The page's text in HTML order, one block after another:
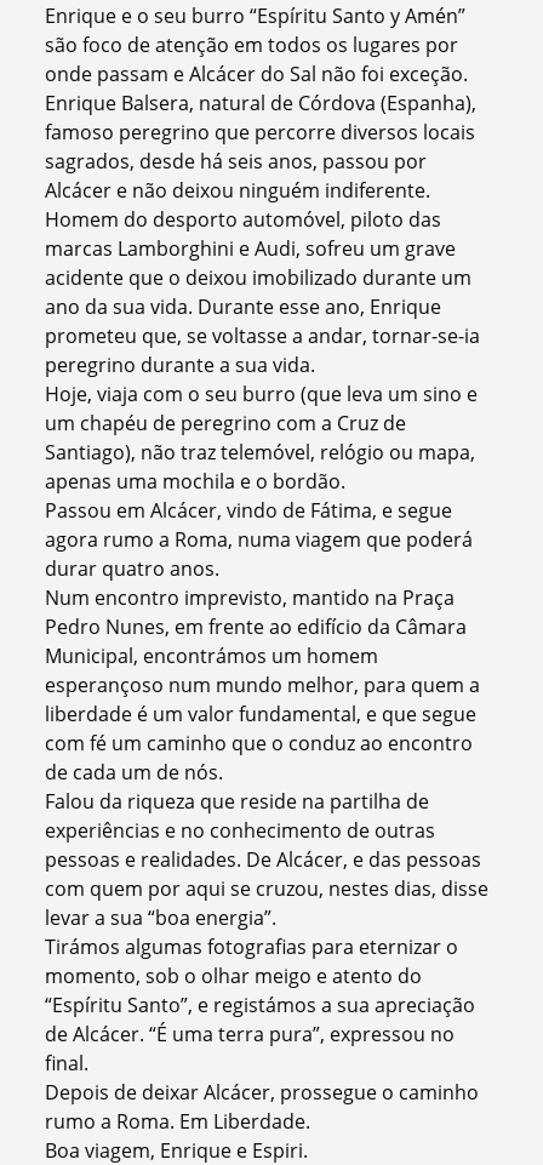
Enrique e o seu burro “Espíritu Santo y Amén”
são foco de atenção em todos os lugares por
onde passam e Alcácer do Sal não foi exceção.
Enrique Balsera, natural de Córdova (Espanha),
famoso peregrino que percorre diversos locais
sagrados, desde há seis anos, passou por
Alcácer e não deixou ninguém indiferente.
Homem do desporto automóvel, piloto das
marcas Lamborghini e Audi, sofreu um grave
acidente que o deixou imobilizado durante um
ano da sua vida. Durante esse ano, Enrique
prometeu que, se voltasse a andar, tornar-se-ia
peregrino durante a sua vida.
Hoje, viaja com o seu burro (que leva um sino e
um chapéu de peregrino com a Cruz de
Santiago), não traz telemóvel, relógio ou mapa,
apenas uma mochila e o bordão.
Passou em Alcácer, vindo de Fátima, e segue
agora rumo a Roma, numa viagem que poderá
durar quatro anos.
Num encontro imprevisto, mantido na Praça
Pedro Nunes, em frente ao edifício da Câmara
Municipal, encontrámos um homem
esperançoso num mundo melhor, para quem a
liberdade é um valor fundamental, e que segue
com fé um caminho que o conduz ao encontro
de cada um de nós.
Falou da riqueza que reside na partilha de
experiências e no conhecimento de outras
pessoas e realidades. De Alcácer, e das pessoas
com quem por aqui se cruzou, nestes dias, disse
levar a sua “boa energia”.
Tirámos algumas fotografias para eternizar o
momento, sob o olhar meigo e atento do
“Espíritu Santo”, e registámos a sua apreciação
de Alcácer. “É uma terra pura”, expressou no
final.
Depois de deixar Alcácer, prossegue o caminho
rumo a Roma. Em Liberdade.
Boa viagem, Enrique e Espiri.